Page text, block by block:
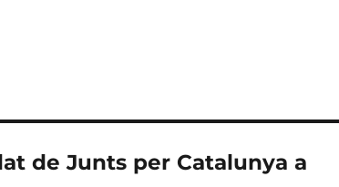
de Junts per Catalunya a